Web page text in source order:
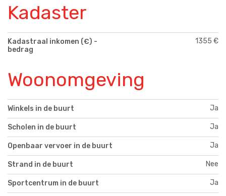
Kadaster
Kadastraal inkomen (€) -
bedrag
1355 €
Woonomgeving
Winkels in de buurt Ja
Scholen in de buurt Ja
Openbaar vervoer in de buurt Ja
Strand in de buurt Nee
Sportcentrum in de buurt Ja